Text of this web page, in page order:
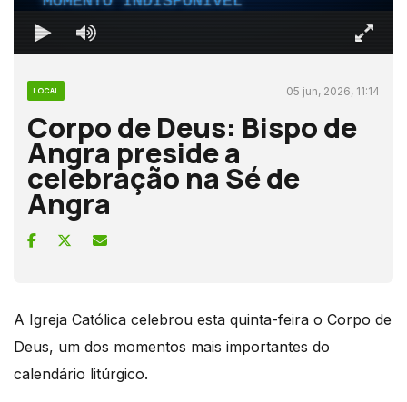
LOCAL 05 jun, 2026, 11:14
Corpo de Deus: Bispo de
Angra preside a
celebração na Sé de
Angra
A Igreja Católica celebrou esta quinta-feira o Corpo de
Deus, um dos momentos mais importantes do
calendário litúrgico.